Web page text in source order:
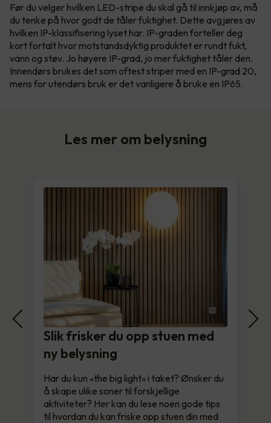
Før du velger hvilken LED-stripe du skal gå til innkjøp av, må
du tenke på hvor godt de tåler fuktighet. Dette avgjøres av
hvilken IP-klassifisering lyset har. IP-graden forteller deg
kort fortalt hvor motstandsdyktig produktet er rundt fukt,
vann og støv. Jo høyere IP-grad, jo mer fuktighet tåler den.
Innendørs brukes det som oftest striper med en IP-grad 20,
mens for utendørs bruk er det vanligere å bruke en IP65.
Les mer om belysning
Slik frisker du opp stuen med
ny belysning
Har du kun «the big light» i taket? Ønsker du
å skape ulike soner til forskjellige
aktiviteter? Her kan du lese noen gode tips
til hvordan du kan friske opp stuen din med